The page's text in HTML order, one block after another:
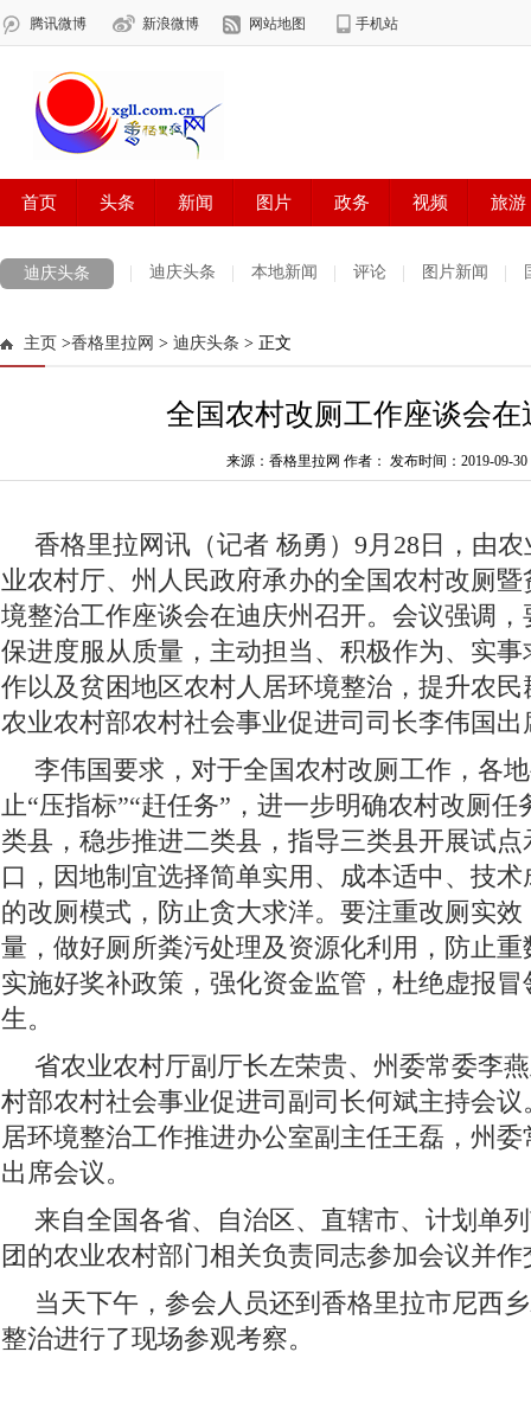
迪庆头条 迪庆头条 本地新闻 评论 图片新闻
主页 >香格里拉网 > 迪庆头条 > 正文
全国农村改厕工作座谈会在
来源：香格里拉网 作者： 发布时间：2019-09-30
香格里拉网讯（记者 杨勇）9月28日，由
业农村厅、州人民政府承办的全国农村改厕
境整治工作座谈会在迪庆州召开。会议强调
保进度服从质量，主动担当、积极作为、实
作以及贫困地区农村人居环境整治，提升农
农业农村部农村社会事业促进司司长李伟国
李伟国要求，对于全国农村改厕工作，各
止“压指标”“赶任务”，进一步明确农村改厕
类县，稳步推进二类县，指导三类县开展试
口，因地制宜选择简单实用、成本适中、技
的改厕模式，防止贪大求洋。要注重改厕实
量，做好厕所粪污处理及资源化利用，防止
实施好奖补政策，强化资金监管，杜绝虚报
生。
省农业农村厅副厅长左荣贵、州委常委李
村部农村社会事业促进司副司长何斌主持会
居环境整治工作推进办公室副主任王磊，州
出席会议。
来自全国各省、自治区、直辖市、计划单
团的农业农村部门相关负责同志参加会议并
当天下午，参会人员还到香格里拉市尼西
整治进行了现场参观考察。